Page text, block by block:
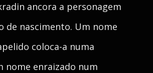
ancora a personagem
de nascimento. Um nome
coloca-a numa
nome enraizado num